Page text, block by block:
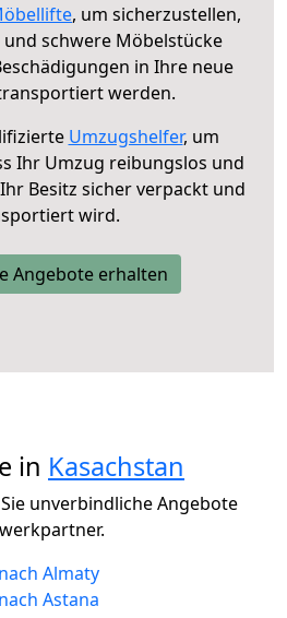
, um sicherzustellen,
schwere Möbelstücke
in Ihre neue
werden.
Umzugshelfer, um
Ihr Umzug reibungslos und
Besitz sicher verpackt und
wird.
Angebote erhalten
in Kasachstan
unverbindliche Angebote
Almaty
Astana